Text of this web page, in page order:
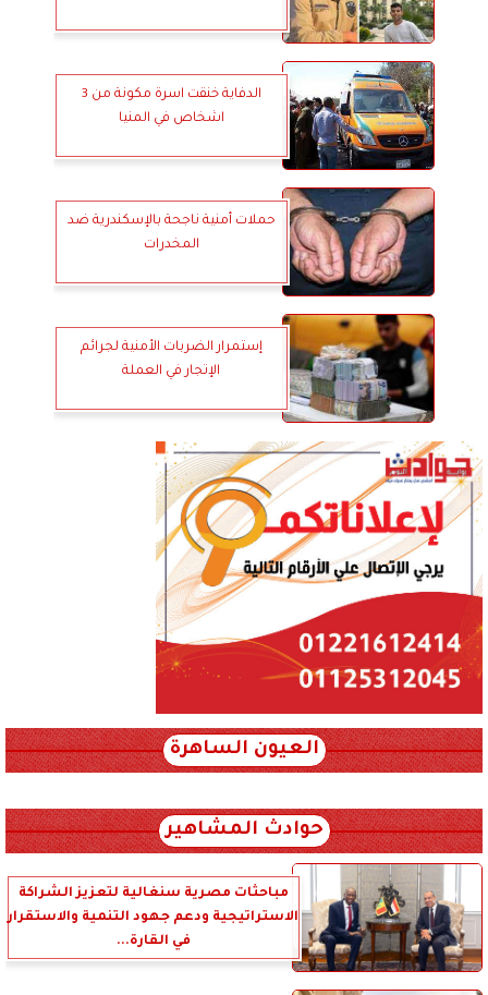
الدفاية خنقت اسرة مكونة من 3
اشخاص في المنيا
حملات أمنية ناجحة بالإسكندرية ضد
المخدرات
إستمرار الضربات الأمنية لجرائم
الإتجار في العملة
العيون الساهرة
حوادث المشاهير
مباحثات مصرية سنغالية لتعزيز الشراكة
الاستراتيجية ودعم جهود التنمية والاستقرار
في القارة...